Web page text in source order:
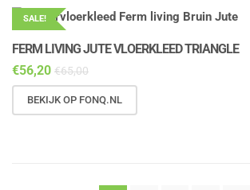
SALE!
FERM LIVING JUTE VLOERKLEED TRIANGLE
€56,20 €65,00
BEKIJK OP FONQ.NL